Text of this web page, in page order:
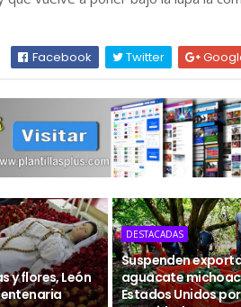
Facebook Twitter
y flores, León
DESTACADAS
Suspenden
aguacate
Estados Unidos